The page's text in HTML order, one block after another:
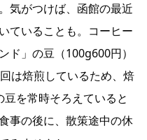
気がつけば、函館の最近
ていることも。コーヒー
ド」の豆（100g600円）
は焙煎しているため、焙
を常時そろえていると
事の後に、散策途中の休